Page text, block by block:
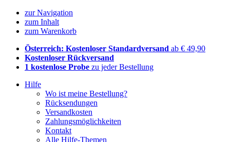
zur Navigation
zum Inhalt
zum Warenkorb
Österreich: Kostenloser Standardversand ab € 49,90
Kostenloser Rückversand
1 kostenlose Probe zu jeder Bestellung
Hilfe
Wo ist meine Bestellung?
Rücksendungen
Versandkosten
Zahlungsmöglichkeiten
Kontakt
Alle Hilfe-Themen